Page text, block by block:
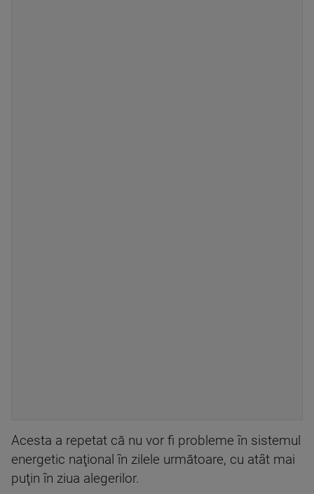
Acesta a repetat că nu vor fi probleme în sistemul
energetic naţional în zilele următoare, cu atât mai
puţin în ziua alegerilor.